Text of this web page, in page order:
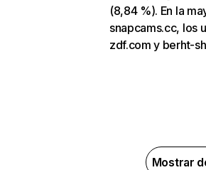
(8,84 %). En la
snapcams.cc, los
zdf.com y berht-
Mostrar